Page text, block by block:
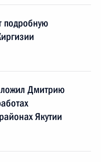
подробную
Дмитрию
Якутии